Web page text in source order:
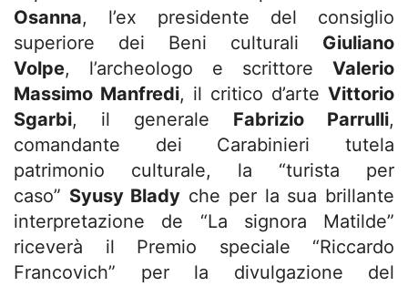
Osanna, l’ex presidente del consiglio
superiore dei Beni culturali Giuliano
Volpe, l’archeologo e scrittore Valerio
Massimo Manfredi, il critico d’arte Vittorio
Sgarbi, il generale Fabrizio Parrulli,
comandante dei Carabinieri tutela
patrimonio culturale, la “turista per
caso” Syusy Blady che per la sua brillante
interpretazione de “La signora Matilde”
riceverà il Premio speciale “Riccardo
Francovich” per la divulgazione del